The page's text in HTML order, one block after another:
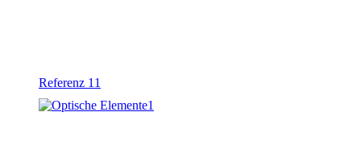
Referenz 11